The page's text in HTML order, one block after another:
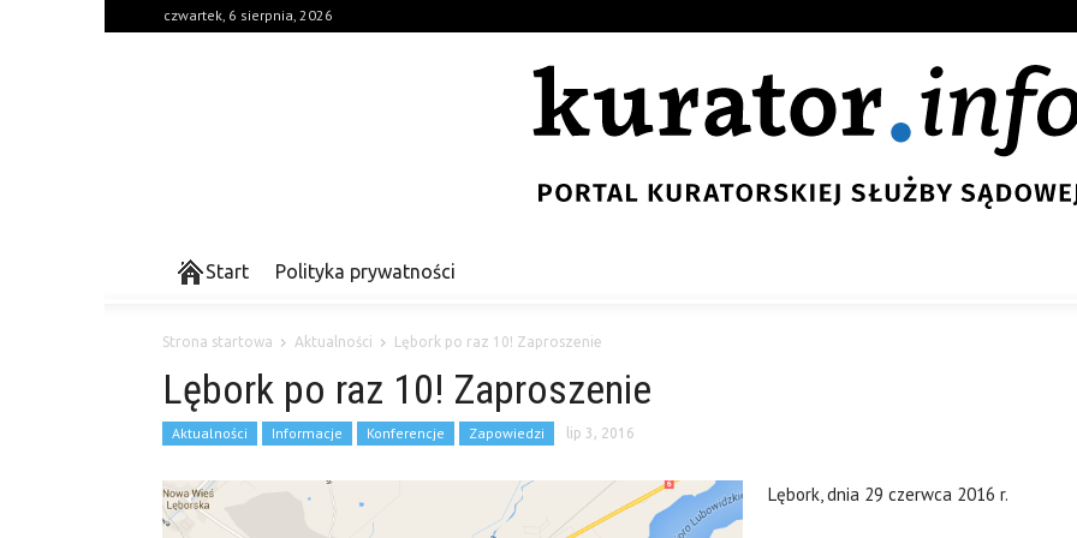
czwartek, 6 sierpnia, 2026
Start Polityka prywatności
Strona startowa Aktualności Lębork po raz 10! Zaproszenie
Lębork po raz 10! Zaproszenie
Aktualności Informacje Konferencje Zapowiedzi lip 3, 2016
Lębork, dnia 29 czerwca 2016 r.